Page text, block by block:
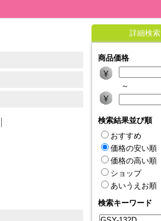
詳細検索
商品価格
～
検索結果並び順
おすすめ
価格の安い順
価格の高い順
ショップ
あいうえお順
検索キーワード